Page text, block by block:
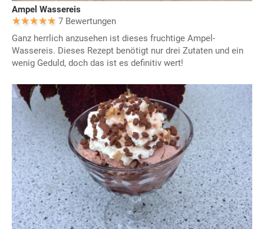
Ampel Wassereis
7 Bewertungen
Ganz herrlich anzusehen ist dieses fruchtige Ampel-
Wassereis. Dieses Rezept benötigt nur drei Zutaten und ein
wenig Geduld, doch das ist es definitiv wert!